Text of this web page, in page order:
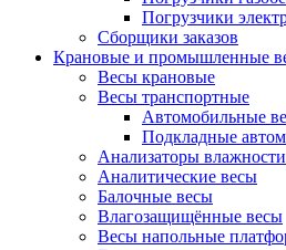
Погрузчики
Сборщики заказов
Крановые и промышленные
Весы крановые
Весы транспортные
Автомобильные
Подкладные
Анализаторы влажности
Аналитические весы
Балочные весы
Влагозащищённые весы
Весы напольные